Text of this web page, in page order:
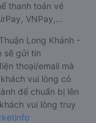
thanh toán vé
VNPay,…
Long Khánh -
sẽ gửi tin
thoại/email mà
vui lòng có
để chuẩn bị lên
vui lòng truy